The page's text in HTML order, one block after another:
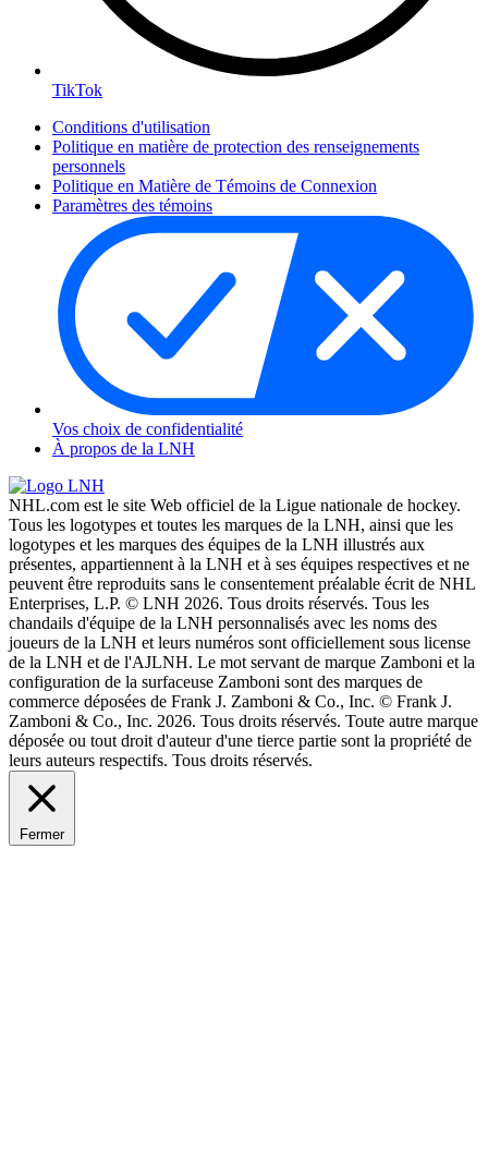
TikTok
Conditions d'utilisation
Politique en matière de protection des renseignements
personnels
Politique en Matière de Témoins de Connexion
Paramètres des témoins
Vos choix de confidentialité
À propos de la LNH
NHL.com est le site Web officiel de la Ligue nationale de hockey.
Tous les logotypes et toutes les marques de la LNH, ainsi que les
logotypes et les marques des équipes de la LNH illustrés aux
présentes, appartiennent à la LNH et à ses équipes respectives et ne
peuvent être reproduits sans le consentement préalable écrit de NHL
Enterprises, L.P. © LNH 2026. Tous droits réservés. Tous les
chandails d'équipe de la LNH personnalisés avec les noms des
joueurs de la LNH et leurs numéros sont officiellement sous license
de la LNH et de l'AJLNH. Le mot servant de marque Zamboni et la
configuration de la surfaceuse Zamboni sont des marques de
commerce déposées de Frank J. Zamboni & Co., Inc. © Frank J.
Zamboni & Co., Inc. 2026. Tous droits réservés. Toute autre marque
déposée ou tout droit d'auteur d'une tierce partie sont la propriété de
leurs auteurs respectifs. Tous droits réservés.
Fermer